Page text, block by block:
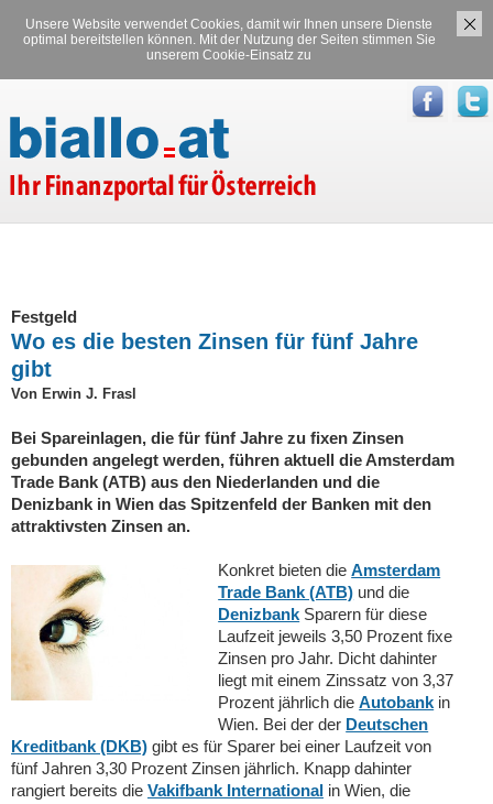
Unsere Website verwendet Cookies, damit wir Ihnen unsere Dienste
optimal bereitstellen können. Mit der Nutzung der Seiten stimmen Sie
unserem Cookie-Einsatz zu
Versicherungen Stromvergleich
Festgeld
Wo es die besten Zinsen für fünf Jahre
gibt
Von Erwin J. Frasl
Bei Spareinlagen, die für fünf Jahre zu fixen Zinsen
gebunden angelegt werden, führen aktuell die Amsterdam
Trade Bank (ATB) aus den Niederlanden und die
Denizbank in Wien das Spitzenfeld der Banken mit den
attraktivsten Zinsen an.
Konkret bieten dieAmsterdam
Trade Bank (ATB) und die
Denizbank Sparern für diese
Laufzeit jeweils 3,50 Prozent fixe
Zinsen pro Jahr. Dicht dahinter
liegt mit einem Zinssatz von 3,37
Prozent jährlich dieAutobank in
Wien. Bei der der Deutschen
Kreditbank (DKB) gibt es für Sparer bei einer Laufzeit von
fünf Jahren 3,30 Prozent Zinsen jährlich. Knapp dahinter
rangiert bereits die Vakifbank International in Wien, die